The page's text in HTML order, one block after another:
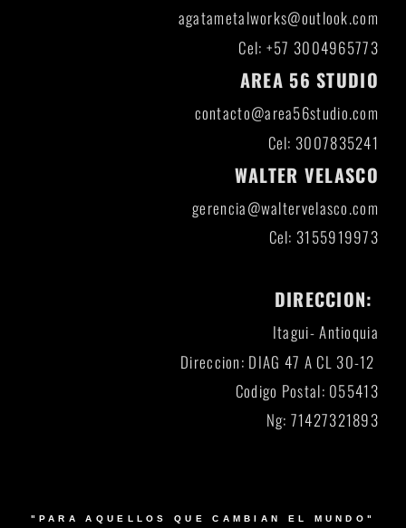
agatametalworks@outlook.com
Cel: +57 3004965773
AREA 56 STUDIO
contacto@area56studio.com
Cel: 3007835241
WALTER VELASCO
gerencia@waltervelasco.com
Cel: 3155919973
DIRECCION:
Itagui- Antioquia
Direccion: DIAG 47 A CL 30-12
Codigo Postal: 055413
Ng: 71427321893
"PARA AQUELLOS QUE CAMBIAN EL MUNDO"